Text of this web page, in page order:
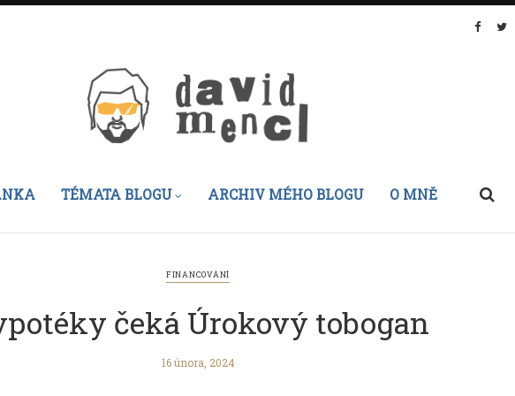
TÉMATA BLOGU ARCHIV MÉHO BLOGU O MNĚ
FINANCOVÁNÍ
čeká Úrokový tobogan
16 února, 2024